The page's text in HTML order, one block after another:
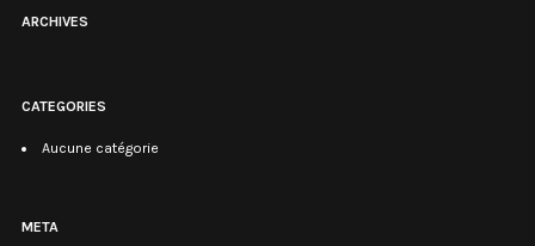
ARCHIVES
CATEGORIES
Aucune catégorie
META